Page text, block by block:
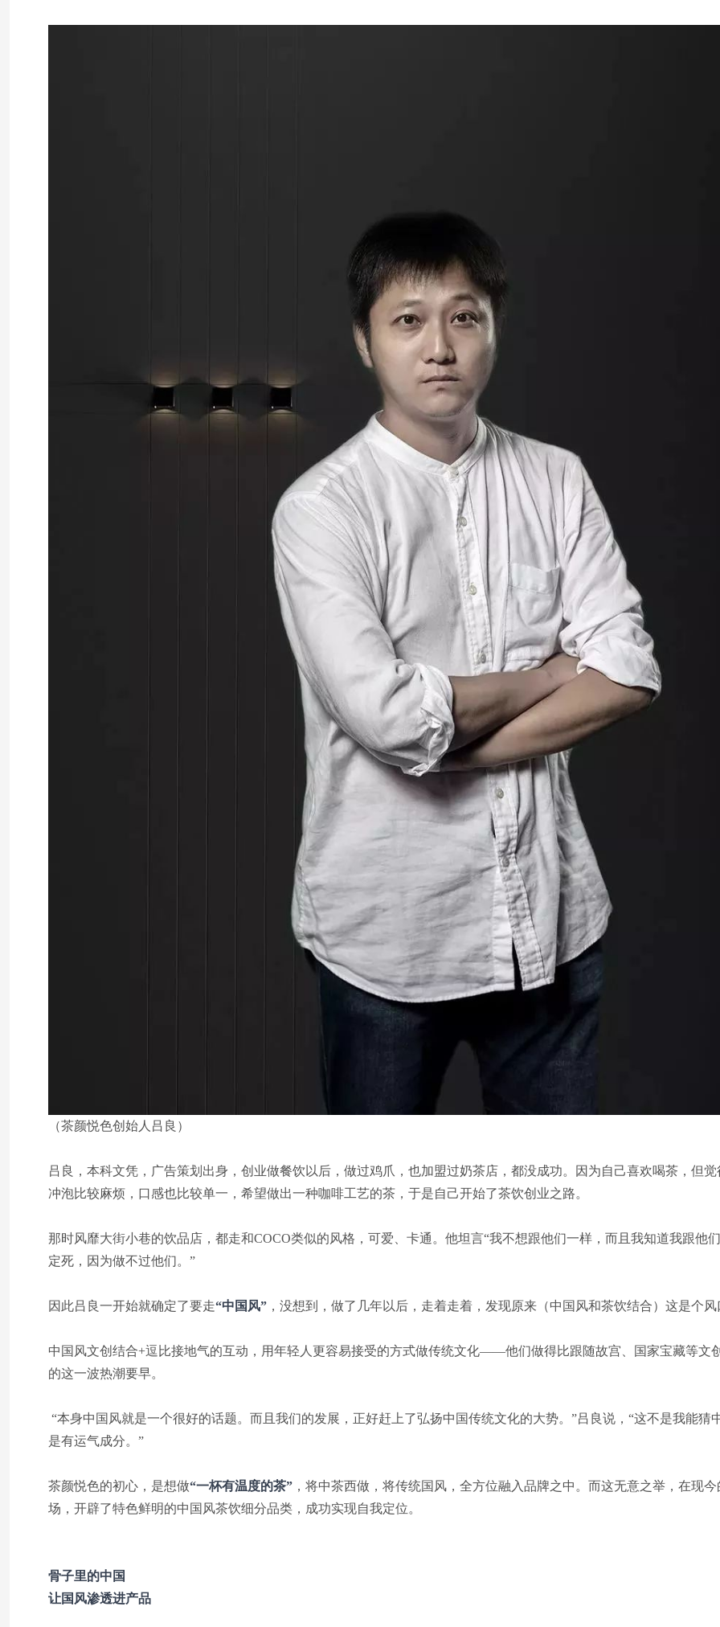
（茶颜悦色创始人吕良）
吕良，本科文凭，广告策划出身，创业做餐饮以后，做过鸡爪，也加盟过奶茶店，都没成功。因为自己喜欢喝茶，但
冲泡比较麻烦，口感也比较单一，希望做出一种咖啡工艺的茶，于是自己开始了茶饮创业之路。
那时风靡大街小巷的饮品店，都走和COCO类似的风格，可爱、卡通。他坦言“我不想跟他们一样，而且我知道我跟他
定死，因为做不过他们。”
因此吕良一开始就确定了要走“中国风” ，没想到，做了几年以后，走着走着，发现原来（中国风和茶饮结合）这是个风
中国风文创结合+逗比接地气的互动，用年轻人更容易接受的方式做传统文化——他们做得比跟随故宫、国家宝藏等文
的这一波热潮要早。
“本身中国风就是一个很好的话题。而且我们的发展，正好赶上了弘扬中国传统文化的大势。”吕良说，“这不是我能猜
是有运气成分。”
茶颜悦色的初心，是想做“一杯有温度的茶” ，将中茶西做，将传统国风，全方位融入品牌之中。而这无意之举，在现
场，开辟了特色鲜明的中国风茶饮细分品类，成功实现自我定位。
骨子里的中国
让国风渗透进产品